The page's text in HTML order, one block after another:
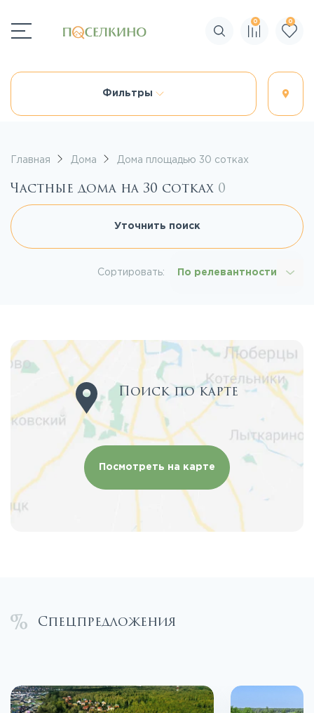
Поиск по сайту
0 0
Фильтры
Главная Дома Дома площадью 30 сотках
Частные дома на 30 сотках 0
Уточнить поиск
Сортировать: По релевантности
Поиск по карте
Посмотреть на карте
Спецпредложения